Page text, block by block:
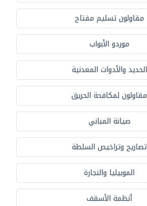
مقاولون تسليم مفتاح
موردو الأبواب
الحديد والأدوات المعدنية
مقاولون لمكافحة الحريق
صيانة المباني
تصاريح وتراخيص السلطة
الموبيليا والنجارة
أنظمة الأسقف